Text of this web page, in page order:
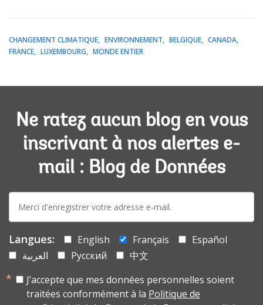
CHANGEMENT CLIMATIQUE ENVIRONNEMENT BELGIQUE
CANADA
FRANCE
LUXEMBOURG MONDE ENTIER
Ne ratez aucun blog en vous
inscrivant à nos alertes e-
mail : Blog de Données
mail:
Langues: English Français
Español
العربية
Русский
中文
J’accepte que mes données personnelles soient
traitées conformément à la Politique de